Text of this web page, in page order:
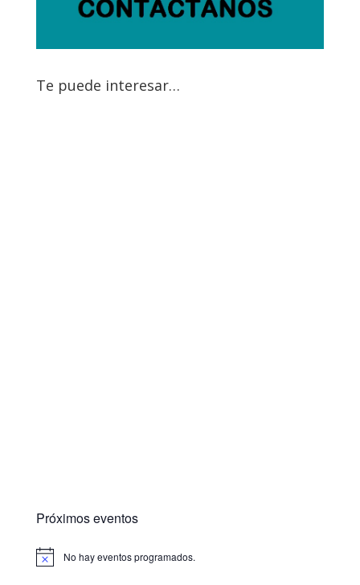
Te puede interesar…
Próximos eventos
No hay eventos programados.